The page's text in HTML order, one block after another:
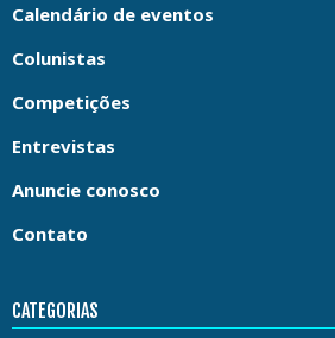
Calendário de eventos
Colunistas
Competições
Entrevistas
Anuncie conosco
Contato
CATEGORIAS